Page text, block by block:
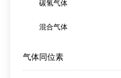
碳氢气体
混合气体
气体同位素